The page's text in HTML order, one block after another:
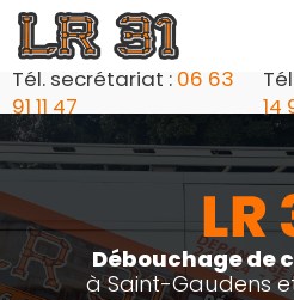
Aller
au
contenu
principal
Tél. secrétariat : 06 63
91 11 47
14
Débouchage de
à Saint-Gaudens